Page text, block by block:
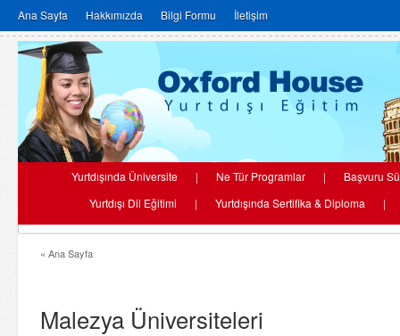
Ana Sayfa Hakkımızda Bilgi Formu İletişim
Yurtdışında Üniversite | Ne Tür Programlar |
Başvuru
Yurtdışı Dil Eğitimi
| Yurtdışında Sertifika & Diploma |
« Ana Sayfa
Malezya Üniversiteleri